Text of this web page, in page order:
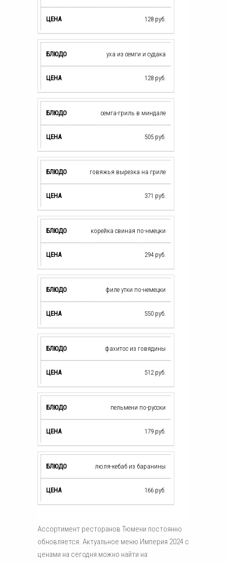
128 руб.
уха из семги и судака
128 руб.
семга-гриль в миндале
505 руб.
говяжья вырезка на гриле
371 руб.
корейка свиная по-нмецки
294 руб.
филе утки по-немецки
550 руб.
фахитос из говядины
512руб.
пельмени по-русски
179 руб.
люля-кебаб из баранины
166 руб.
Ассортимент ресторанов Тюмени постоянно
обновляется. Актуальное меню Империя 2024 с
ценами на сегодня можно найти на